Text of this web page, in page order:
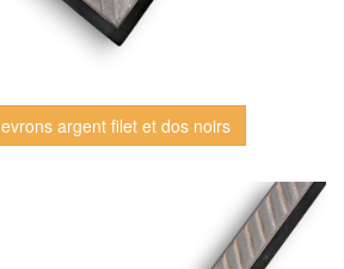
argent filet et dos noirs